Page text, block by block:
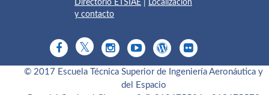
Directorio ETSIAE
Localización
y contacto
© 2017 Escuela Técnica Superior de Ingeniería Aeronáutica y
del Espacio